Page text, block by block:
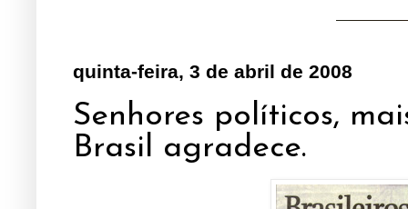
quinta-feira, 3 de abril de 2008
Senhores políticos,
Brasil agradece.